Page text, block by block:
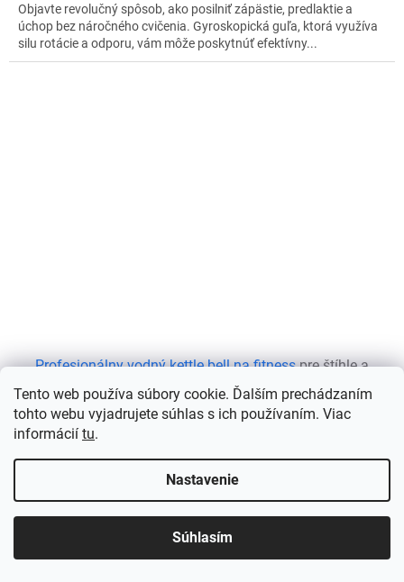
Tento web používa súbory cookie. Ďalším prechádzaním
tohto webu vyjadrujete súhlas s ich používaním. Viac
informácií tu.
Nastavenie
Súhlasím
Objavte revolučný spôsob, ako posilniť zápästie, predlaktie a
úchop bez náročného cvičenia. Gyroskopická guľa, ktorá využíva
silu rotácie a odporu, vám môže poskytnúť efektívny...
Profesionálny vodný kettle bell na fitnesspre štíhle a
pevné brucho, stehná a pás
Skladom(>5 ks)
DETAIL
Dostaňte sa do formy s profesionálnym vodným kettle bellom na
vďaka pohodlnej rukoväti a možnosti prispôsobiť si...